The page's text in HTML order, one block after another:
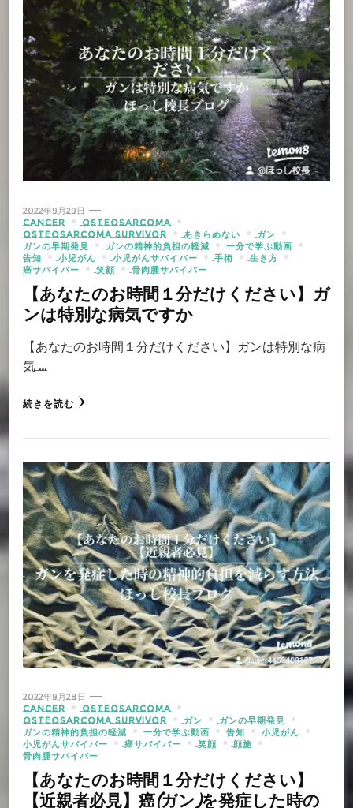
2022年9月29日
CANCER
OSTEOSARCOMA
OSTEOSARCOMA SURVIVOR
あきらめない
ガン
ガンの早期発見
ガンの精神的負担の軽減
一分で学ぶ動画
告知
小児がん 小児がんサバイバー 手術
生き方
癌サバイバー
笑顔 骨肉腫サバイバー
【あなたのお時間１分だけください】ガ
ンは特別な病気ですか
【あなたのお時間１分だけください】ガンは特別な病
気 …
続きを読む
2022年9月28日
CANCER
OSTEOSARCOMA
OSTEOSARCOMA SURVIVOR
ガン
ガンの早期発見
ガンの精神的負担の軽減
一分で学ぶ動画 告知
小児がん
小児がんサバイバー
癌サバイバー 笑顔
顔施
骨肉腫サバイバー
【あなたのお時間１分だけください】
【近親者必見】癌(ガン)を発症した時の